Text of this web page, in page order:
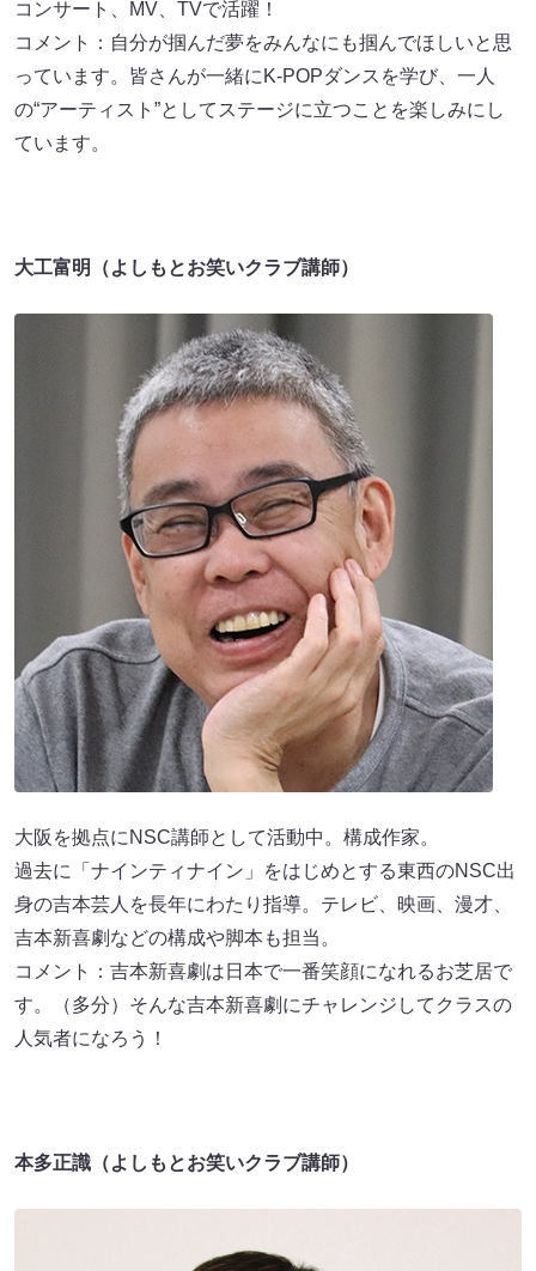
コンサート、MV、TVで活躍！
コメント：自分が掴んだ夢をみんなにも掴んでほしいと思
っています。皆さんが一緒にK-POPダンスを学び、一人
の“アーティスト”としてステージに立つことを楽しみにし
ています。
大工富明（よしもとお笑いクラブ講師）
大阪を拠点にNSC講師として活動中。構成作家。
過去に「ナインティナイン」をはじめとする東西のNSC出
身の吉本芸人を長年にわたり指導。テレビ、映画、漫才、
吉本新喜劇などの構成や脚本も担当。
コメント：吉本新喜劇は日本で一番笑顔になれるお芝居で
す。（多分）そんな吉本新喜劇にチャレンジしてクラスの
人気者になろう！
本多正識（よしもとお笑いクラブ講師）